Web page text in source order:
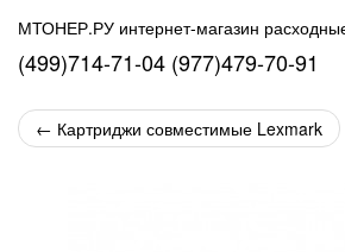
МТОНЕР.РУ интернет-магазин
(499)714-71-04 (977)479-70-91
← Картриджи совместимые Lexmark